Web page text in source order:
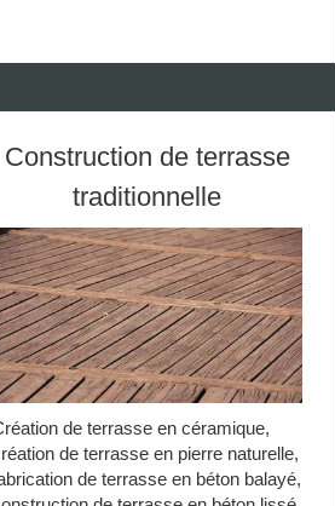
Construction de terrasse
traditionnelle
de terrasse en céramique,
de terrasse en pierre naturelle,
de terrasse en béton balayé,